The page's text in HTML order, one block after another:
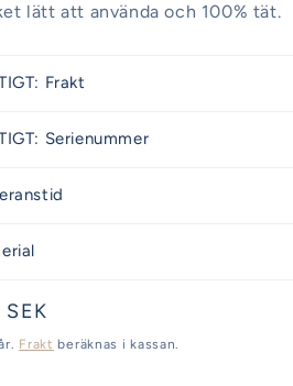
lätt att använda och 100% tät.
Frakt
Serienummer
SEK
Frakt beräknas i kassan.